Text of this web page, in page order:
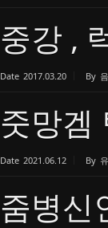
중강 ,
Date 2017.03.20 By
줏망겜
Date 2021.06.12 By
줌병신